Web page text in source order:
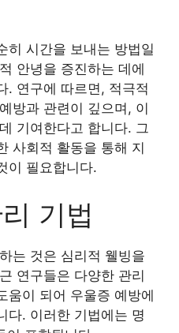
히 시간을 보내는 방법일
안녕을 증진하는 데에
. 연구에 따르면, 적극적
방과 관련이 깊으며, 이
기여한다고 합니다. 그
사회적 활동을 통해 지
이 필요합니다.
기법
는 것은 심리적 웰빙을
연구들은 다양한 관리
움이 되어 우울증 예방에
다. 이러한 기법에는 명